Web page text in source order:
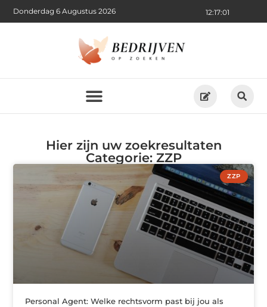
12:17:01
Donderdag 6 Augustus 2026
Hier zijn uw zoekresultaten
Categorie: ZZP
ZZP
Personal Agent: Welke rechtsvorm past bij jou als